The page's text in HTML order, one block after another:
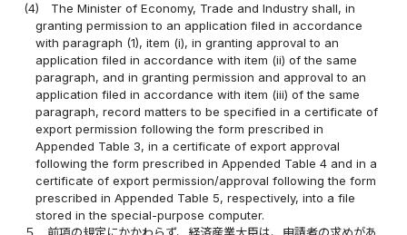
(4)
The Minister of Economy, Trade and Industry shall, in
granting permission to an application filed in accordance
with paragraph (1), item (i), in granting approval to an
application filed in accordance with item (ii) of the same
paragraph, and in granting permission and approval to an
application filed in accordance with item (iii) of the same
paragraph, record matters to be specified in a certificate of
export permission following the form prescribed in
Appended Table 3, in a certificate of export approval
following the form prescribed in Appended Table 4 and in a
certificate of export permission/approval following the form
prescribed in Appended Table 5, respectively, into a file
stored in the special-purpose computer.